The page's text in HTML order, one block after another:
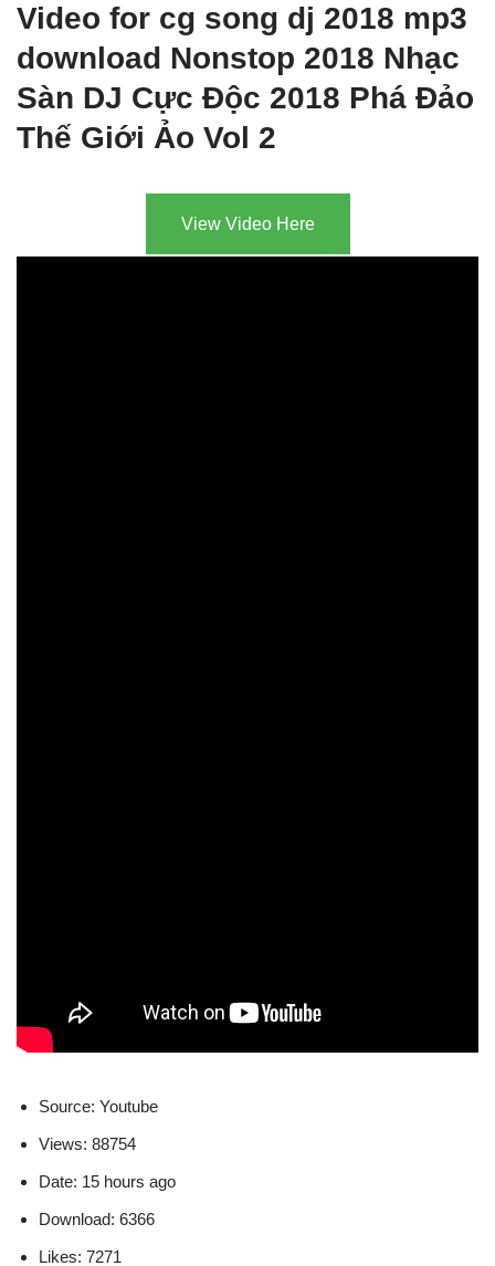
Video for cg song dj 2018 mp3
download Nonstop 2018 Nhạc
Sàn DJ Cực Độc 2018 Phá Đảo
Thế Giới Ảo Vol 2
View Video Here
Source: Youtube
Views: 88754
Date: 15 hours ago
Download: 6366
Likes: 7271